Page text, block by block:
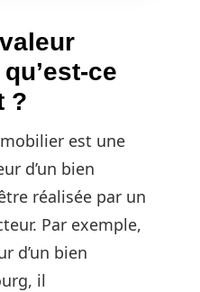
ce
?
est une
d’un bien
réalisée par un
Par exemple,
d’un bien
il